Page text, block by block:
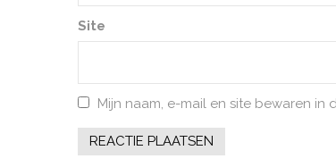
Site
Mijn naam, e-mail en site bewaren